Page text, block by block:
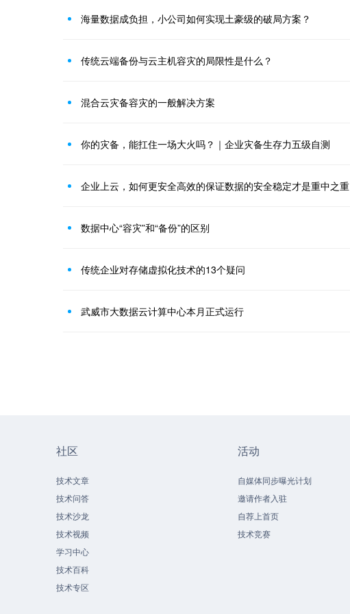
海量数据成负担，小公司如何实现土豪级的破局方案？
传统云端备份与云主机容灾的局限性是什么？
混合云灾备容灾的一般解决方案
你的灾备，能扛住一场大火吗？｜企业灾备生存力五级自测
企业上云，如何更安全高效的保证数据的安全稳定才是重中之重
数据中心“容灾”和“备份”的区别
传统企业对存储虚拟化技术的13个疑问
武威市大数据云计算中心本月正式运行
社区
技术文章
技术问答
技术沙龙
技术视频
学习中心
技术百科
技术专区
活动
自媒体同步曝光计划
邀请作者入驻
自荐上首页
技术竞赛